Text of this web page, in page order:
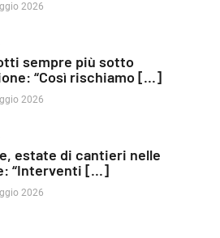
2026
sempre più sotto
“Così rischiamo [...]
2026
estate di cantieri nelle
“Interventi [...]
2026